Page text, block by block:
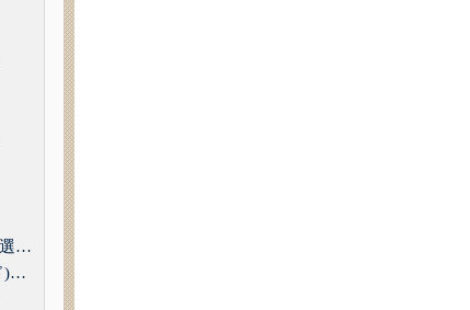
- 価格・種類で選ぶ(赤,白,ロゼ,スパークリング)
- 品種(ブランド)で選ぶ